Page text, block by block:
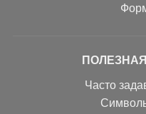
Часто